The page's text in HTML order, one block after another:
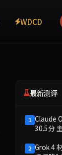
WDCD
最新测评
1 Claude
30.5分
2 Grok 4